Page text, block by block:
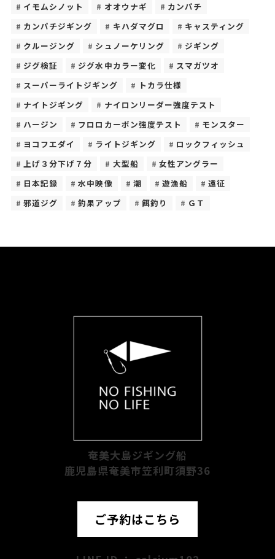
イモムシノット
オオウナギ
カンパチ
カンパチジギング
キハダマグロ
キャスティング
クルージング
シュノーケリング
ジギング
ジグ検証
ジグ水中カラー変化
スマガツオ
スーパーライトジギング
トカラ仕様
ナイトジギング
ナイロンリーダー強度テスト
ハージン
フロロカーボン強度テスト
モンスター
ヨコフエダイ
ライトジギング
ロックフィッシュ
上げ３分下げ７分
大型船
女性アングラー
日本記録
水中映像 潮 遊漁船
遠征
邪道ジグ
釣果アップ 餌釣り ＧＴ
奄美大島ジギング船
鹿児島県奄美市笠利町須野36
ご予約はこちら